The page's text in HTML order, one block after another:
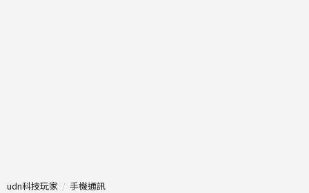
udn科技玩家 手機通訊